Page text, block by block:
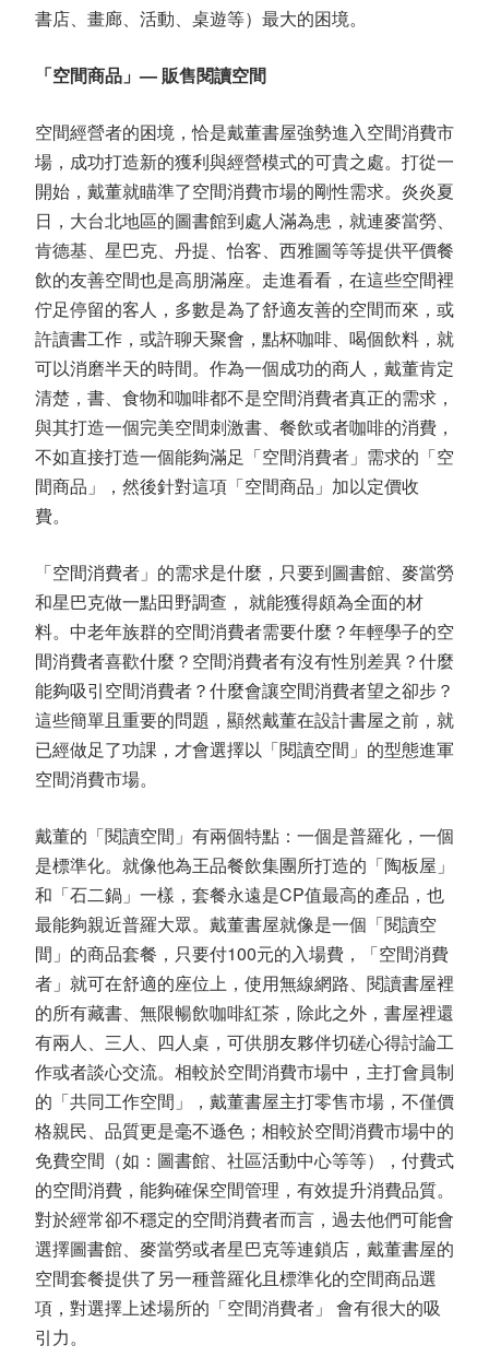
書店、畫廊、活動、桌遊等）最大的困境。
「空間商品」— 販售閱讀空間
空間經營者的困境，恰是戴董書屋強勢進入空間消費市
場，成功打造新的獲利與經營模式的可貴之處。打從一
開始，戴董就瞄準了空間消費市場的剛性需求。炎炎夏
日，大台北地區的圖書館到處人滿為患，就連麥當勞、
肯德基、星巴克、丹提、怡客、西雅圖等等提供平價餐
飲的友善空間也是高朋滿座。走進看看，在這些空間裡
佇足停留的客人，多數是為了舒適友善的空間而來，或
許讀書工作，或許聊天聚會，點杯咖啡、喝個飲料，就
可以消磨半天的時間。作為一個成功的商人，戴董肯定
清楚，書、食物和咖啡都不是空間消費者真正的需求，
與其打造一個完美空間刺激書、餐飲或者咖啡的消費，
不如直接打造一個能夠滿足「空間消費者」需求的「空
間商品」，然後針對這項「空間商品」加以定價收
費。
「空間消費者」的需求是什麼，只要到圖書館、麥當勞
和星巴克做一點田野調查， 就能獲得頗為全面的材
料。中老年族群的空間消費者需要什麼？年輕學子的空
間消費者喜歡什麼？空間消費者有沒有性別差異？什麼
能夠吸引空間消費者？什麼會讓空間消費者望之卻步？
這些簡單且重要的問題，顯然戴董在設計書屋之前，就
已經做足了功課，才會選擇以「閱讀空間」的型態進軍
空間消費市場。
戴董的「閱讀空間」有兩個特點：一個是普羅化，一個
是標準化。就像他為王品餐飲集團所打造的「陶板屋」
和「石二鍋」一樣，套餐永遠是CP值最高的產品，也
最能夠親近普羅大眾。戴董書屋就像是一個「閱讀空
間」的商品套餐，只要付100元的入場費，「空間消費
者」就可在舒適的座位上，使用無線網路、閱讀書屋裡
的所有藏書、無限暢飲咖啡紅茶，除此之外，書屋裡還
有兩人、三人、四人桌，可供朋友夥伴切磋心得討論工
作或者談心交流。相較於空間消費市場中，主打會員制
的「共同工作空間」，戴董書屋主打零售市場，不僅價
格親民、品質更是毫不遜色；相較於空間消費市場中的
免費空間（如：圖書館、社區活動中心等等），付費式
的空間消費，能夠確保空間管理，有效提升消費品質。
對於經常卻不穩定的空間消費者而言，過去他們可能會
選擇圖書館、麥當勞或者星巴克等連鎖店，戴董書屋的
空間套餐提供了另一種普羅化且標準化的空間商品選
項，對選擇上述場所的「空間消費者」 會有很大的吸
引力。